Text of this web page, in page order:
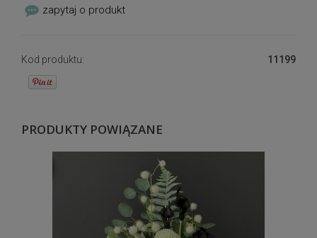
zapytaj o produkt
Kod produktu: 11199
PRODUKTY POWIĄZANE